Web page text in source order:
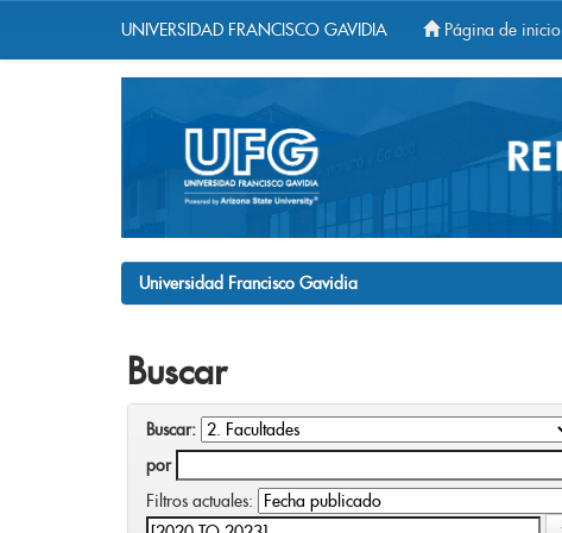
UNIVERSIDAD FRANCISCO GAVIDIA Página de inicio
Universidad Francisco Gavidia
Buscar
Buscar:
por
Filtros actuales: